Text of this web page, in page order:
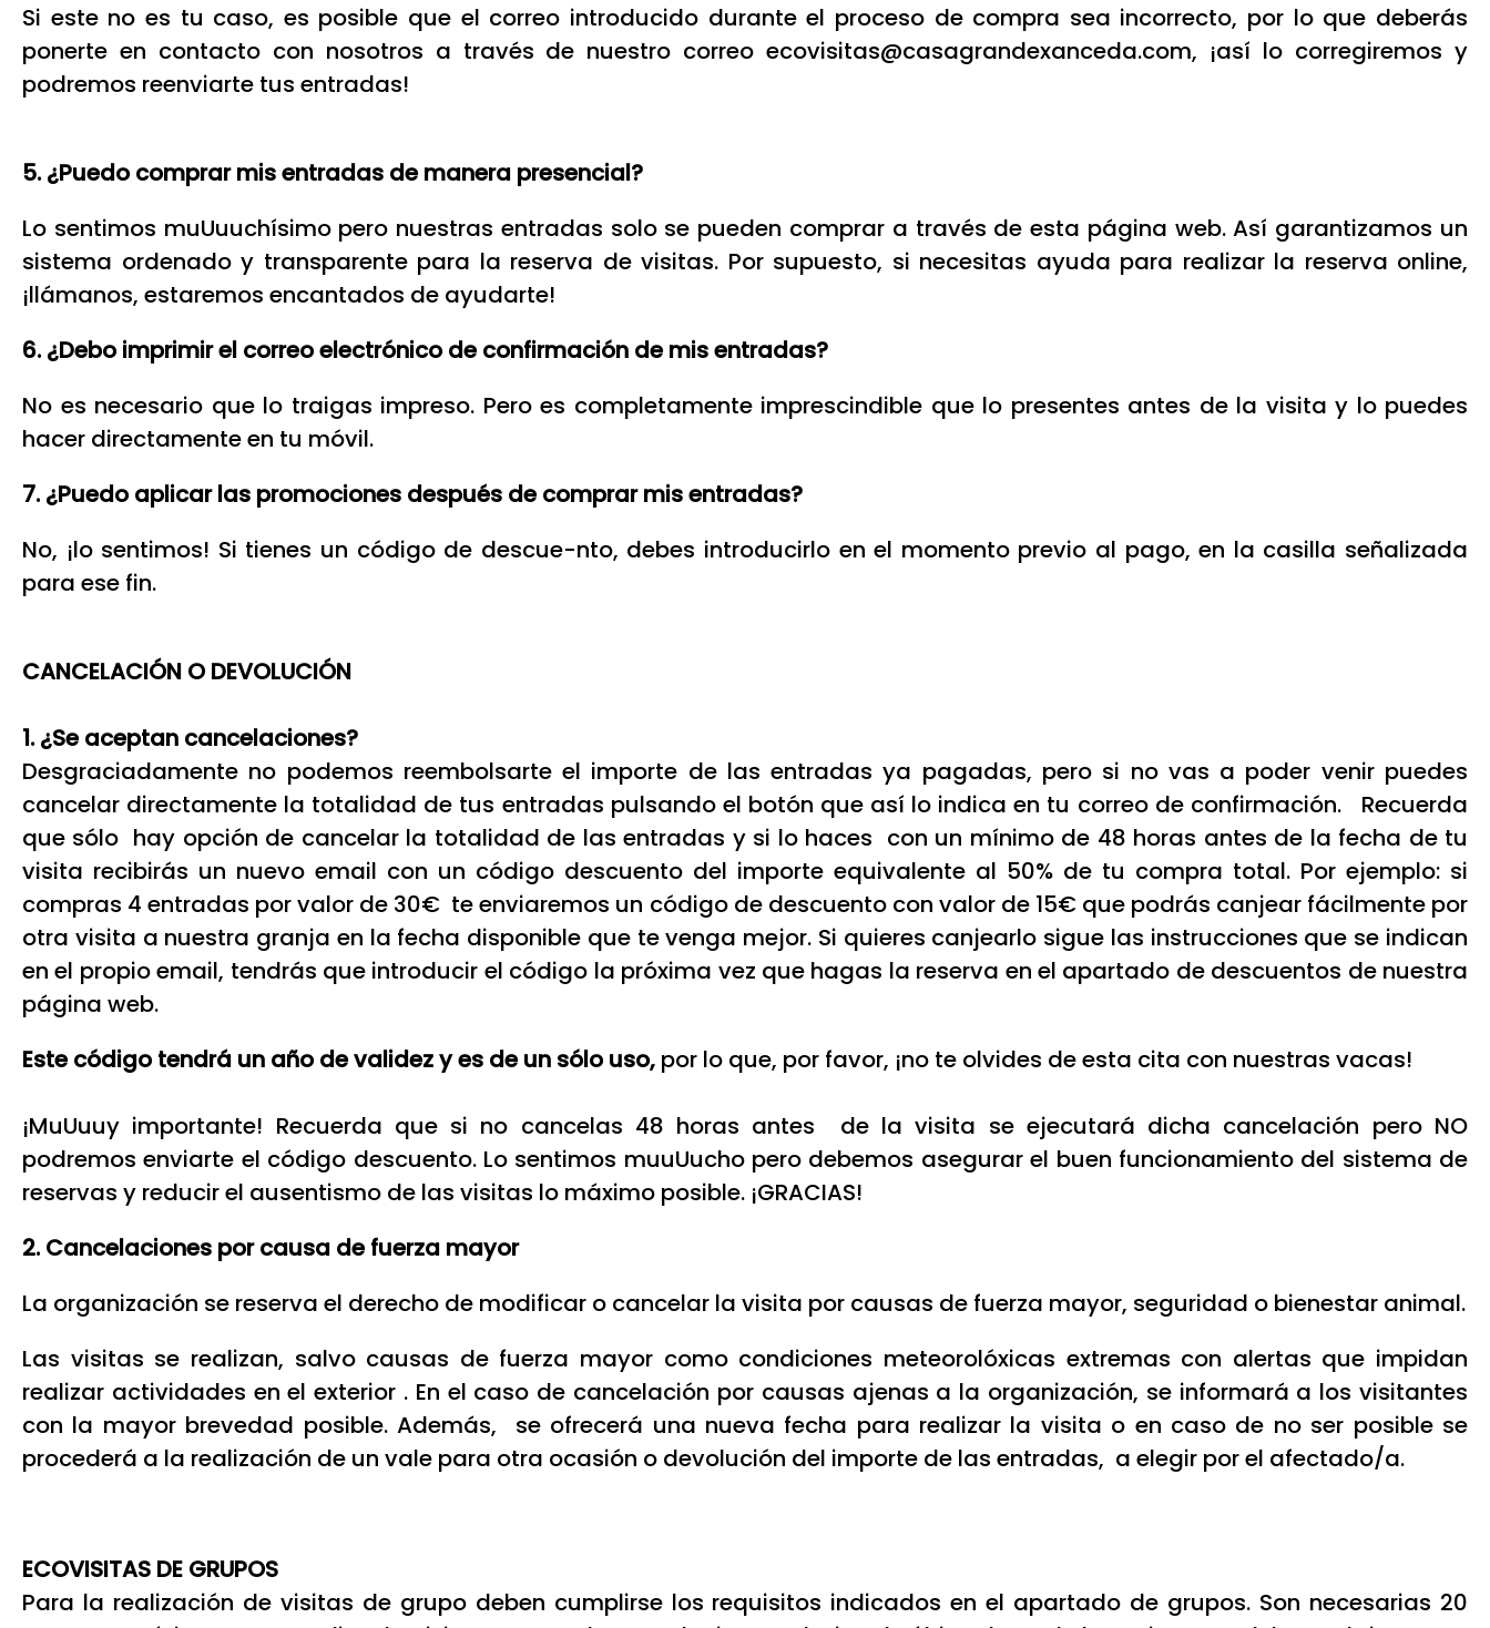
Si este no es tu caso, es posible que el correo introducido durante el proceso de compra sea incorrecto, por lo que deberás
ponerte en contacto con nosotros a través de nuestro correo ecovisitas@casagrandexanceda.com, ¡así lo corregiremos y
podremos reenviarte tus entradas!
5. ¿Puedo comprar mis entradas de manera presencial?
Lo sentimos muUuuchísimo pero nuestras entradas solo se pueden comprar a través de esta página web. Así garantizamos un
sistema ordenado y transparente para la reserva de visitas. Por supuesto, si necesitas ayuda para realizar la reserva online,
¡llámanos, estaremos encantados de ayudarte!
6. ¿Debo imprimir el correo electrónico de confirmación de mis entradas?
No es necesario que lo traigas impreso. Pero es completamente imprescindible que lo presentes antes de la visita y lo puedes
hacer directamente en tu móvil.
7. ¿Puedo aplicar las promociones después de comprar mis entradas?
No, ¡lo sentimos! Si tienes un código de descue-nto, debes introducirlo en el momento previo al pago, en la casilla señalizada
para ese fin.
CANCELACIÓN O DEVOLUCIÓN
1. ¿Se aceptan cancelaciones?
Desgraciadamente no podemos reembolsarte el importe de las entradas ya pagadas, pero si no vas a poder venir puedes
cancelar directamente la totalidad de tus entradas pulsando el botón que así lo indica en tu correo de confirmación. Recuerda
que sólo hay opción de cancelar la totalidad de las entradas y si lo haces con un mínimo de 48 horas antes de la fecha de tu
visita recibirás un nuevo email con un código descuento del importe equivalente al 50% de tu compra total. Por ejemplo: si
compras 4 entradas por valor de 30€ te enviaremos un código de descuento con valor de 15€ que podrás canjear fácilmente por
otra visita a nuestra granja en la fecha disponible que te venga mejor. Si quieres canjearlo sigue las instrucciones que se indican
en el propio email, tendrás que introducir el código la próxima vez que hagas la reserva en el apartado de descuentos de nuestra
página web.
Este código tendrá un año de validez y es de un sólo uso, por lo que, por favor, ¡no te olvides de esta cita con nuestras vacas!
¡MuUuuy importante! Recuerda que si no cancelas 48 horas antes de la visita se ejecutará dicha cancelación pero NO
podremos enviarte el código descuento. Lo sentimos muuUucho pero debemos asegurar el buen funcionamiento del sistema de
reservas y reducir el ausentismo de las visitas lo máximo posible. ¡GRACIAS!
2. Cancelaciones por causa de fuerza mayor
La organización se reserva el derecho de modificar o cancelar la visita por causas de fuerza mayor, seguridad o bienestar animal.
Las visitas se realizan, salvo causas de fuerza mayor como condiciones meteorolóxicas extremas con alertas que impidan
realizar actividades en el exterior . En el caso de cancelación por causas ajenas a la organización, se informará a los visitantes
con la mayor brevedad posible. Además, se ofrecerá una nueva fecha para realizar la visita o en caso de no ser posible se
procederá a la realización de un vale para otra ocasión o devolución del importe de las entradas, a elegir por el afectado/a.
ECOVISITAS DE GRUPOS
Para la realización de visitas de grupo deben cumplirse los requisitos indicados en el apartado de grupos. Son necesarias 20